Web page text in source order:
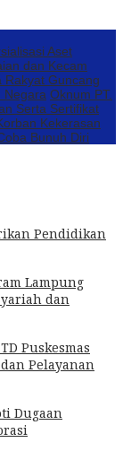
Aset
dan Kecam
Rakyat Guncang
Negara Oknum PT.
Serta Sertifikat
Kekerasan
Bunuh Diri
Pendidikan
Lampung
dan
Puskesmas
Pelayanan
Dugaan